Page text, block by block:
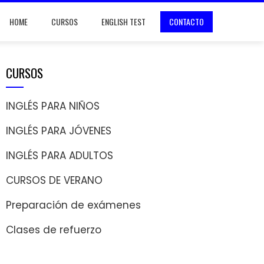
HOME CURSOS ENGLISH TEST CONTACTO
CURSOS
INGLÉS PARA NIÑOS
INGLÉS PARA JÓVENES
INGLÉS PARA ADULTOS
CURSOS DE VERANO
Preparación de exámenes
Clases de refuerzo